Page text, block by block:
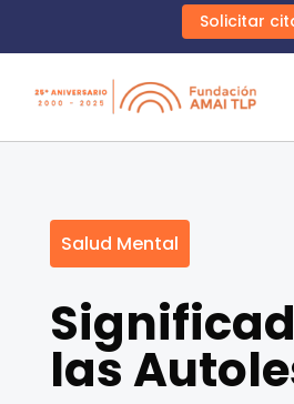
Solicitar
Salud Mental
las